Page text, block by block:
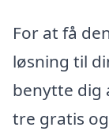
For at få
løsning til
benytte dig
tre gratis